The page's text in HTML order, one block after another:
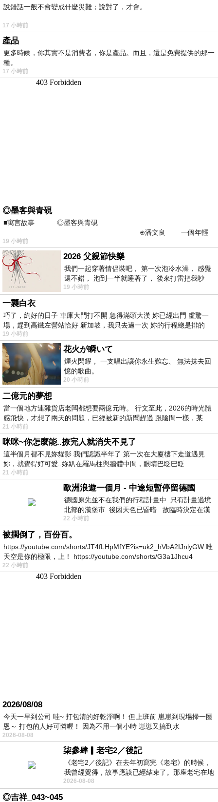
說錯話一般不會變成什麼災難；說對了，才會。
17 小時前
產品
更多時候，你其實不是消費者，你是產品。而且，還是免費提供的那一
種。
17 小時前
◎墨客與青硯
■寓言故事 ◎墨客與青硯
⊕潘文良 一個年輕
的墨客，在京城的古玩肆裡
19 小時前
2026 父親節快樂
我們一起穿著情侶裝吧， 第一次泡冷水澡， 感覺
還不錯， 泡到一半就睡著了， 後來打雷把我吵
醒， 手
19 小時前
一襲白衣
巧了，約好的日子 車庫大門打不開 急得滿頭大漢 妳已經出門 虛驚一
場，趕到高鐵左營站恰好 新加坡，我只去過一次 妳的行程總是排的
19 小時前
花火が瞬いて
煙火閃耀， 一支唱出讓你永生難忘、 無法抹去回
憶的歌曲。
20 小時前
二億元的夢想
當一個地方連雜貨店老闆都想要兩億元時。 行文至此，2026的時光體
感飛快，才想了兩天的問題，已經被新的新聞趕過 跟陰間一樣，某
21 小時前
咪咪~你怎麼能..撩完人就消失不見了
這半個月都不見妳貓影 我們認識半年了 第一次在大廈樓下走道遇見
妳，就覺得好可愛..妳趴在羅馬柱與牆體中間，眼睛巴眨巴眨
21 小時前
歐洲浪遊一個月 - 中途短暫停留德國
德國原先並不在我們的行程計畫中 只有計畫過境
北部的漢堡市 後因天色已昏暗 故臨時決定在漢
堡市吃晚餐和過夜
22 小時前
被擱倒了，百份百。
https://youtube.com/shorts/JT4fLHpMfYE?is=uk2_hVbA2IJnlyGW 唯
天空是你的極限，上！ https://youtube.com/shorts/G3a1Jhcu4
22 小時前
2026/08/08
今天一早到公司 哇~ 打包清的好乾淨啊！ 但上班前 崽崽到現場掃一圈
恩～ 打包的人好可憐喔！ 因為不用一個小時 崽崽又搞到水
2026-08-08
柒參肆▎老宅2／後記
《老宅2／後記》在去年初寫完《老宅》的時候，
我曾經覺得，故事應該已經結束了。那座老宅在地
震中倒塌，七個人終於離開那片黑暗，
2026-08-08
◎吉祥_043~045